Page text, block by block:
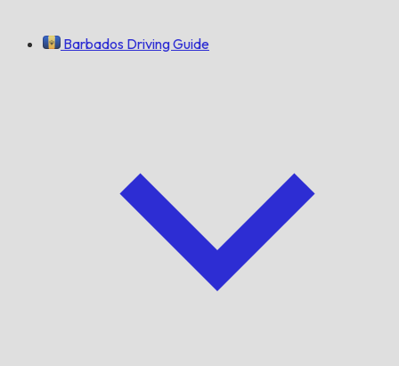
Barbados Driving Guide